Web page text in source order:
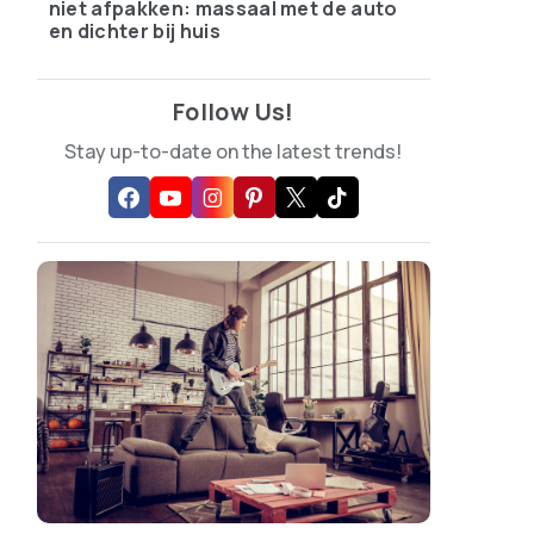
niet afpakken: massaal met de auto
en dichter bij huis
Follow Us!
Stay up-to-date on the latest trends!